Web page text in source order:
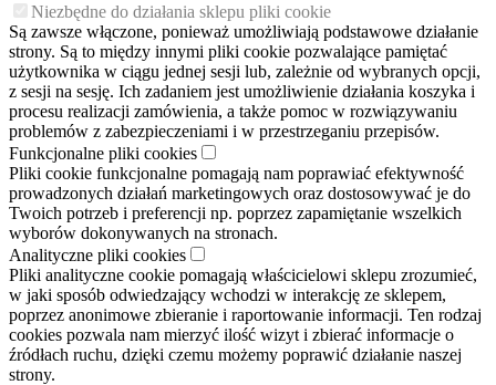
Niezbędne do działania sklepu pliki cookie
Są zawsze włączone, ponieważ umożliwiają podstawowe działanie
strony. Są to między innymi pliki cookie pozwalające pamiętać
użytkownika w ciągu jednej sesji lub, zależnie od wybranych opcji,
z sesji na sesję. Ich zadaniem jest umożliwienie działania koszyka i
procesu realizacji zamówienia, a także pomoc w rozwiązywaniu
problemów z zabezpieczeniami i w przestrzeganiu przepisów.
Funkcjonalne pliki cookies
Pliki cookie funkcjonalne pomagają nam poprawiać efektywność
prowadzonych działań marketingowych oraz dostosowywać je do
Twoich potrzeb i preferencji np. poprzez zapamiętanie wszelkich
wyborów dokonywanych na stronach.
Analityczne pliki cookies
Pliki analityczne cookie pomagają właścicielowi sklepu zrozumieć,
w jaki sposób odwiedzający wchodzi w interakcję ze sklepem,
poprzez anonimowe zbieranie i raportowanie informacji. Ten rodzaj
cookies pozwala nam mierzyć ilość wizyt i zbierać informacje o
źródłach ruchu, dzięki czemu możemy poprawić działanie naszej
strony.